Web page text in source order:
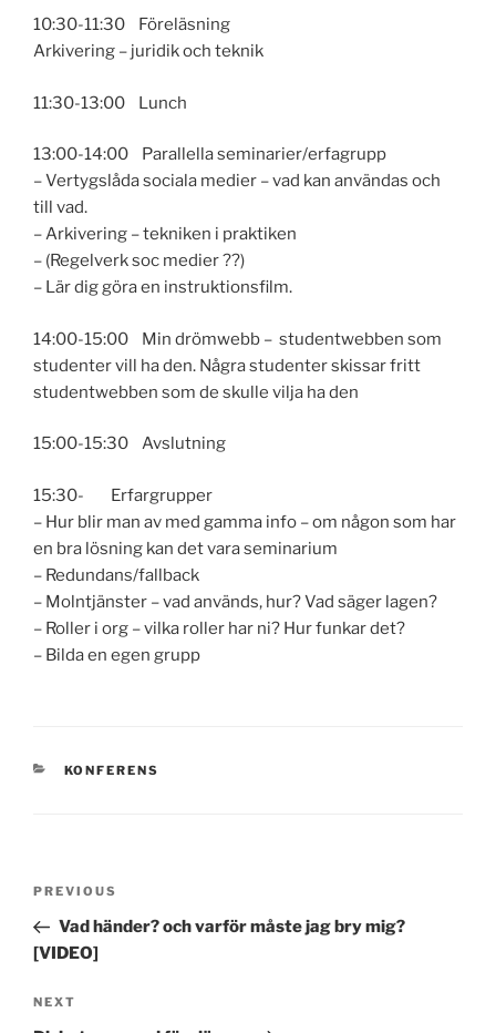
10:30-11:30 Föreläsning
Arkivering – juridik och teknik
11:30-13:00 Lunch
13:00-14:00 Parallella seminarier/erfagrupp
– Vertygslåda sociala medier – vad kan användas och
till vad.
– Arkivering – tekniken i praktiken
– (Regelverk soc medier ??)
– Lär dig göra en instruktionsfilm.
14:00-15:00 Min drömwebb – studentwebben som
studenter vill ha den. Några studenter skissar fritt
studentwebben som de skulle vilja ha den
15:00-15:30 Avslutning
15:30- Erfargrupper
– Hur blir man av med gamma info – om någon som har
en bra lösning kan det vara seminarium
– Redundans/fallback
– Molntjänster – vad används, hur? Vad säger lagen?
– Roller i org – vilka roller har ni? Hur funkar det?
– Bilda en egen grupp
CATEGORIES
KONFERENS
Previous
Post
PREVIOUS
Vad händer? och varför måste jag bry mig?
[VIDEO]
Next
NEXT